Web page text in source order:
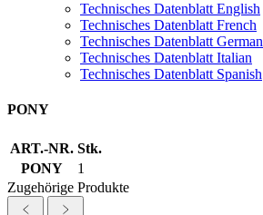
Technisches Datenblatt English
Technisches Datenblatt French
Technisches Datenblatt German
Technisches Datenblatt Italian
Technisches Datenblatt Spanish
PONY
ART.-NR. Stk.
PONY
1
Zugehörige Produkte